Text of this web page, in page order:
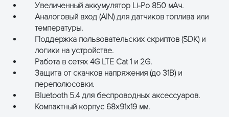
Увеличенный аккумулятор Li-Po 850 мАч.
Аналоговый вход (AIN) для датчиков топлива или
температуры.
Поддержка пользовательских скриптов (SDK) и
логики на устройстве.
Работа в сетях 4G LTE Cat 1 и 2G.
Защита от скачков напряжения (до 31В) и
переполюсовки.
Bluetooth 5.4 для беспроводных аксессуаров.
Компактный корпус 68x91x19 мм.